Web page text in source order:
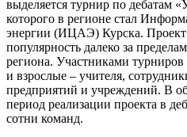
выделяется турнир по дебатам
которого в регионе стал
энергии (ИЦАЭ) Курска. Проект
популярность далеко за
региона. Участниками
и взрослые – учителя,
предприятий и учреждений. В
период реализации проекта в
сотни команд.